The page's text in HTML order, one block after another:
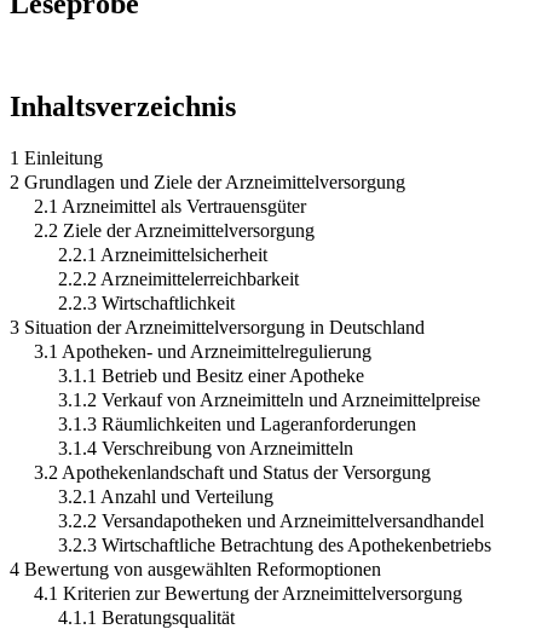
Inhaltsverzeichnis
1 Einleitung
2 Grundlagen und Ziele der Arzneimittelversorgung
2.1 Arzneimittel als Vertrauensgüter
2.2 Ziele der Arzneimittelversorgung
2.2.1 Arzneimittelsicherheit
2.2.2 Arzneimittelerreichbarkeit
2.2.3 Wirtschaftlichkeit
3 Situation der Arzneimittelversorgung in Deutschland
3.1 Apotheken- und Arzneimittelregulierung
3.1.1 Betrieb und Besitz einer Apotheke
3.1.2 Verkauf von Arzneimitteln und Arzneimittelpreise
3.1.3 Räumlichkeiten und Lageranforderungen
3.1.4 Verschreibung von Arzneimitteln
3.2 Apothekenlandschaft und Status der Versorgung
3.2.1 Anzahl und Verteilung
3.2.2 Versandapotheken und Arzneimittelversandhandel
3.2.3 Wirtschaftliche Betrachtung des Apothekenbetriebs
4 Bewertung von ausgewählten Reformoptionen
4.1 Kriterien zur Bewertung der Arzneimittelversorgung
4.1.1 Beratungsqualität